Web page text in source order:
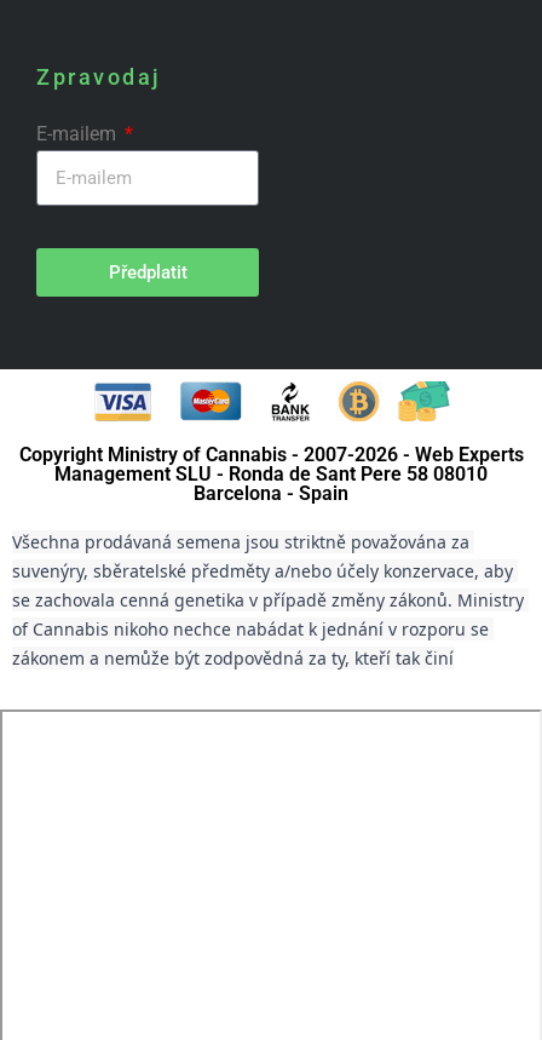
Zpravodaj
E-mailem
Předplatit
Copyright Ministry of Cannabis - 2007-2026 - Web Experts
Management SLU - Ronda de Sant Pere 58 08010
Barcelona - Spain
Všechna prodávaná semena jsou striktně považována za
suvenýry, sběratelské předměty a/nebo účely konzervace, aby
se zachovala cenná genetika v případě změny zákonů. Ministry
of Cannabis nikoho nechce nabádat k jednání v rozporu se
zákonem a nemůže být zodpovědná za ty, kteří tak činí